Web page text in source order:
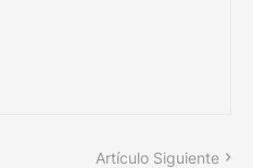
Artículo Siguiente